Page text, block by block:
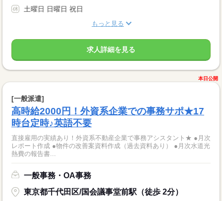
土曜日 日曜日 祝日
もっと見る
求人詳細を見る
本日公開
[一般派遣]
高時給2000円！外資系企業での事務サポ★17
時台定時♪英語不要
直接雇用の実績あり！外資系不動産企業で事務アシスタント★ ●月次
レポート作成 ●物件の改善案資料作成（過去資料あり） ●月次水道光
熱費の報告書...
一般事務・OA事務
東京都千代田区/国会議事堂前駅（徒歩 2分）